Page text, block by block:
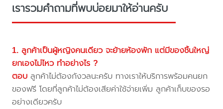
เรารวมคำถามที่พบบ่อยมาให้อ่านครับ
1. ลูกค้าเป็นผู้หญิงคนเดียว จะย้ายห้องพัก แต่มีของชิ้นใหญ่
ยกเองไม่ไหว ทำอย่างไร ?
ตอบ ลูกค้าไม่ต้องกังวลนะครับ ทางเราให้บริการพร้อมคนยก
ของฟรี โดยที่ลูกค้าไม่ต้องเสียค่าใช้จ่ายเพิ่ม ลูกค้าเก็บของรอ
อย่างเดียวครับ